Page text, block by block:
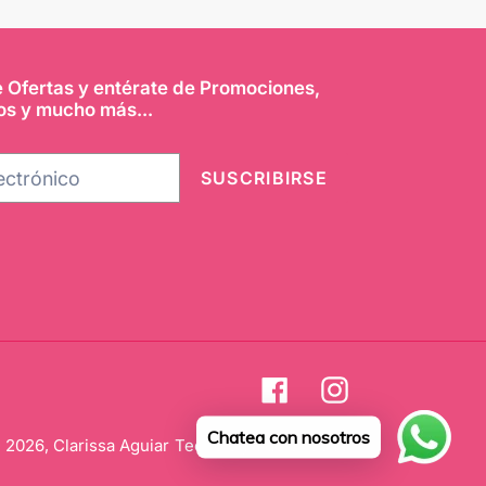
Ofertas y entérate de Promociones,
y mucho más...
SUSCRIBIRSE
FacebookInstagram
Clarissa Aguiar Tecnología de Shopify
Chatea con nosotros